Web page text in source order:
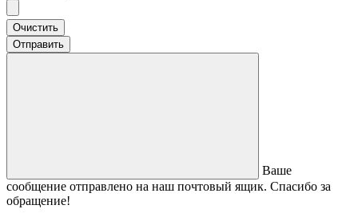
Очистить
Отправить
Ваше
сообщение отправлено на наш почтовый ящик. Спасибо за
обращение!